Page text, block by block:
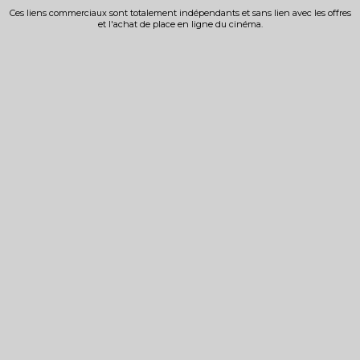
Ces liens commerciaux sont totalement indépendants et sans lien avec les offres
et l'achat de place en ligne du cinéma.